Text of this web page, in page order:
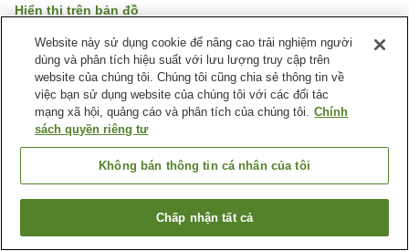
Hiển thị trên bản đồ
Tuyệt vời Đánh giá:931lượt
Tiện nghi chỗ nghỉ
Bãi đỗ xe
Spa / Salon
Nhà hàng
Trang chủ Nhật Bản Tỉnh Hyogo
Thành phố Akashi
Hotel Prefort Nishiakashi
Tìm phòng trống
Website này sử dụng cookie để nâng cao trải nghiệm người
dùng và phân tích hiệu suất với lưu lượng truy cập trên
website của chúng tôi. Chúng tôi cũng chia sẻ thông tin về
việc bạn sử dụng website của chúng tôi với các đối tác
mạng xã hội, quảng cáo và phân tích của chúng tôi. Chính
sách quyền riêng tư
Không bán thông tin cá nhân của tôi
Chấp nhận tất cả